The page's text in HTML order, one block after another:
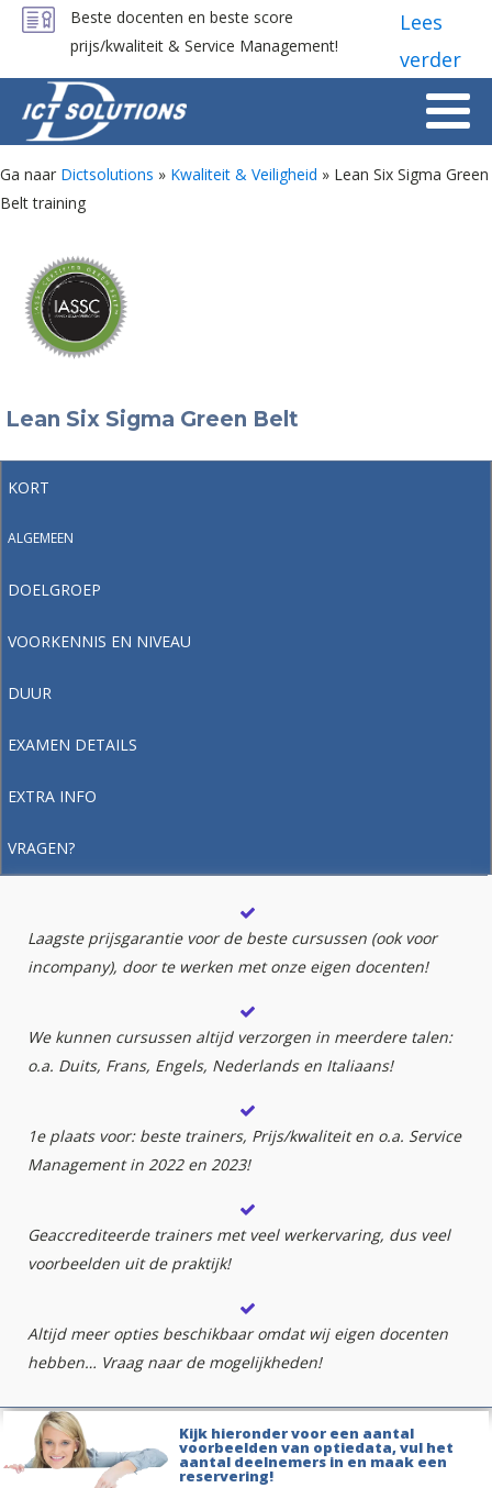
Beste docenten en beste score
prijs/kwaliteit & Service Management!
Lees
verder
Ga naar Dictsolutions » Kwaliteit & Veiligheid » Lean Six Sigma Green
Belt training
Lean Six Sigma Green Belt
KORT
ALGEMEEN
DOELGROEP
VOORKENNIS EN NIVEAU
DUUR
EXAMEN DETAILS
EXTRA INFO
VRAGEN?
Laagste prijsgarantie voor de beste cursussen (ook voor
incompany), door te werken met onze eigen docenten!
We kunnen cursussen altijd verzorgen in meerdere talen:
o.a. Duits, Frans, Engels, Nederlands en Italiaans!
1e plaats voor: beste trainers, Prijs/kwaliteit en o.a. Service
Management in 2022 en 2023!
Geaccrediteerde trainers met veel werkervaring, dus veel
voorbeelden uit de praktijk!
Altijd meer opties beschikbaar omdat wij eigen docenten
hebben… Vraag naar de mogelijkheden!
Kijk hieronder voor een aantal
voorbeelden van optiedata, vul het
aantal deelnemers in en maak een
reservering!